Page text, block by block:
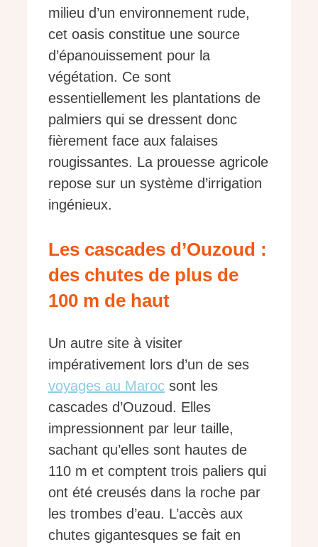
milieu d’un environnement rude,
cet oasis constitue une source
d’épanouissement pour la
végétation. Ce sont
essentiellement les plantations de
palmiers qui se dressent donc
fièrement face aux falaises
rougissantes. La prouesse agricole
repose sur un système d’irrigation
ingénieux.
Les cascades d’Ouzoud :
des chutes de plus de
100 m de haut
Un autre site à visiter
impérativement lors d’un de ses
voyages au Maroc sont les
cascades d’Ouzoud. Elles
impressionnent par leur taille,
sachant qu’elles sont hautes de
110 m et comptent trois paliers qui
ont été creusés dans la roche par
les trombes d’eau. L’accès aux
chutes gigantesques se fait en